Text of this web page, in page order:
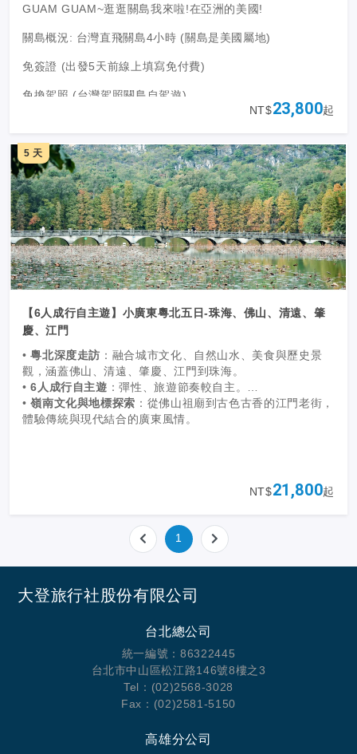
GUAM GUAM~逛逛關島我來啦!在亞洲的美國!
關島概況: 台灣直飛關島4小時 (關島是美國屬地)
免簽證 (出發5天前線上填寫免付費)
免換駕照 (台灣駕照關島自駕遊)
關島年均溫度27度
航班資訊: 聯合航空直飛 (每周兩班 全年直飛不間斷/週三/週
六 每人全程2件托運寄艙23KG行李)
NT$23,800起
5 天
【6人成行自主遊】小廣東粵北五日-珠海、佛山、清遠、肇
慶、江門
•粵北深度走訪 ：融合城市文化、自然山水、美食與歷史景
觀，涵蓋佛山、清遠、肇慶、江門到珠海。
•6人成行自主遊 ：彈性、旅遊節奏較自主。
•嶺南文化與地標探索 ：從佛山祖廟到古色古香的江門老街，
體驗傳統與現代結合的廣東風情。
NT$21,800起
1
大登旅行社股份有限公司
台北總公司
統一編號：86322445
台北市中山區松江路146號8樓之3
Tel：(02)2568-3028
Fax：(02)2581-5150
高雄分公司